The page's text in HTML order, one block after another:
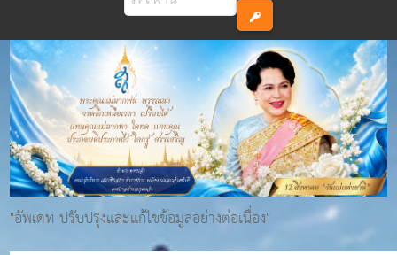
"อัพเดท ปรับปรุงและแก้ไขข้อมูลอย่างต่อเนื่อง"